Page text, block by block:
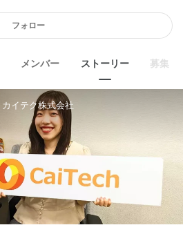
フォロー
メンバー ストーリー 募集
カイテク株式会社